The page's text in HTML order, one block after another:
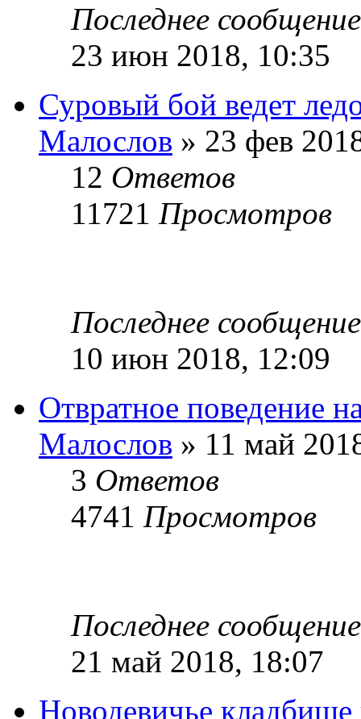
Последнее
23 июн 2018, 10:35
Суровый бой ведет
Малослов » 23 фев
12 Ответов
11721 Просмотров
Последнее
10 июн 2018, 12:09
Отвратное поведение
Малослов » 11 май
3 Ответов
4741 Просмотров
Последнее
21 май 2018, 18:07
Новодевичье